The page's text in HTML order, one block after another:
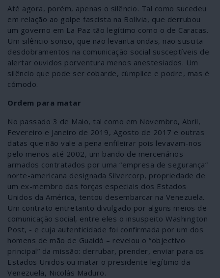
Até agora, porém, apenas o silêncio. Tal como sucedeu
em relação ao golpe fascista na Bolívia, que derrubou
um governo em La Paz tão legítimo como o de Caracas.
Um silêncio sonso, que não levanta ondas, não suscita
desdobramentos na comunicação social susceptíveis de
alertar ouvidos porventura menos anestesiados. Um
silêncio que pode ser cobarde, cúmplice e podre, mas é
cómodo.
Ordem para matar
No passado 3 de Maio, tal como em Novembro, Abril,
Fevereiro e Janeiro de 2019, Agosto de 2017 e outras
datas que não vale a pena enfileirar pois levavam-nos
pelo menos até 2002, um bando de mercenários
armados contratados por uma “empresa de segurança”
norte-americana designada Silvercorp, propriedade de
um ex-membro das forças especiais dos Estados
Unidos da América, tentou desembarcar na Venezuela.
Um contrato entretanto divulgado por alguns meios de
comunicação social, entre eles o insuspeito Washington
Post, - e cuja autenticidade foi confirmada por um dos
homens de mão de Guaidó – revelou o “objectivo
principal” da missão: derrubar, prender, enviar para os
Estados Unidos ou matar o presidente legítimo da
Venezuela, Nicolás Maduro.